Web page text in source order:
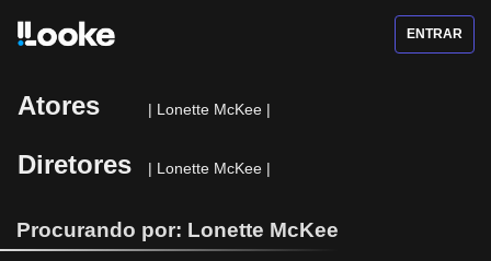
ENTRAR
Atores | Lonette McKee |
Diretores | Lonette McKee |
Procurando por: Lonette McKee